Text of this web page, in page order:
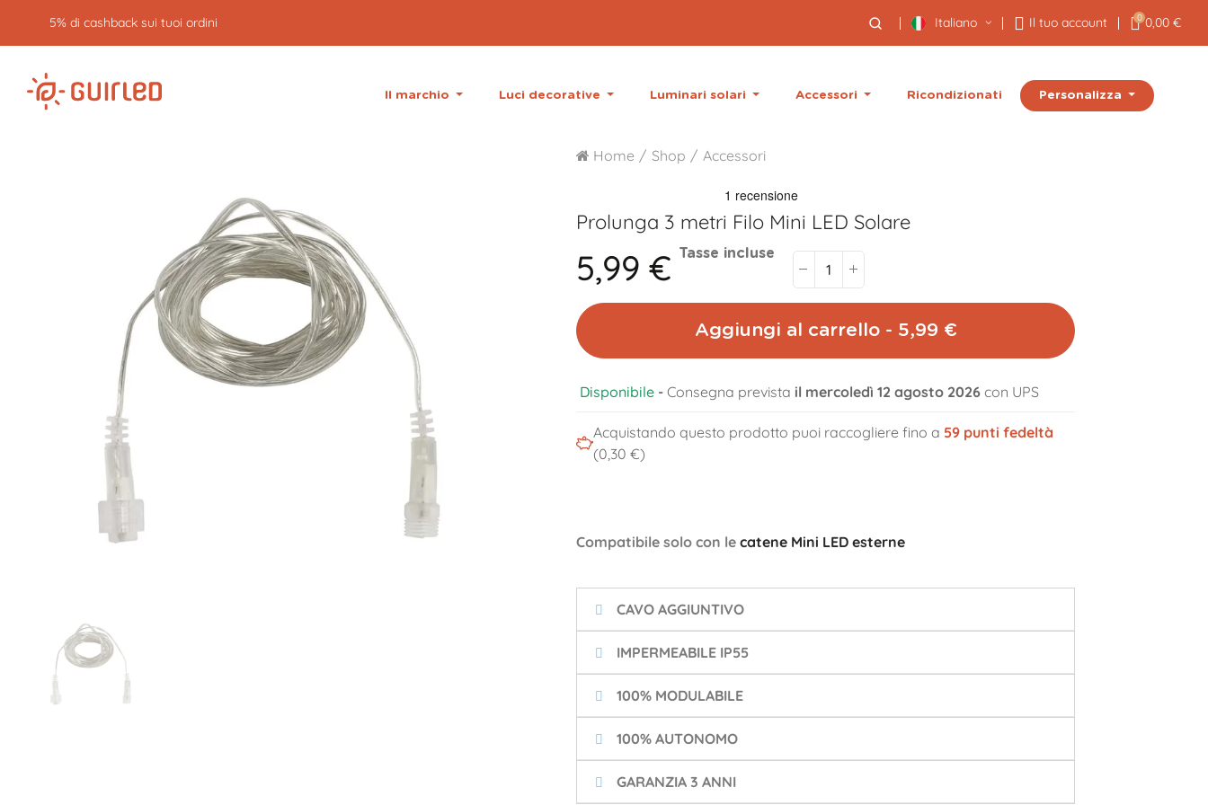
5% di cashback sui tuoi ordini Italiano Il tuo account 0 0,00 €
Il marchio Luci decorative Luminari solari Accessori Ricondizionati Personalizza
Home Shop Accessori
Prolunga 3 metri Filo Mini LED Solare
5,99 € Tasse incluse
Aggiungi al carrello - 5,99 €
Disponibile- Consegna prevista il mercoledì 12 agosto 2026 con UPS
Acquistando questo prodotto puoi raccogliere fino a 59punti fedeltà
(0,30 €)
Compatibile solo con le catene Mini LED esterne
CAVO AGGIUNTIVO
IMPERMEABILE IP55
100% MODULABILE
100% AUTONOMO
GARANZIA 3 ANNI